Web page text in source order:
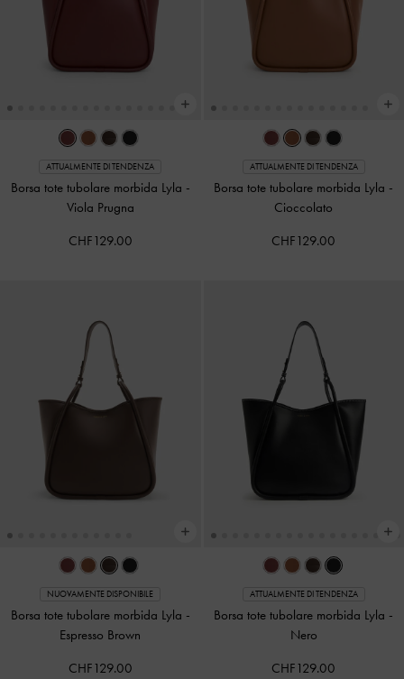
ATTUALMENTE DI TENDENZA
Borsa tote tubolare morbida Lyla -
Viola Prugna
CHF129.00
ATTUALMENTE DI TENDENZA
Borsa tote tubolare morbida Lyla -
Cioccolato
CHF129.00
NUOVAMENTE DISPONIBILE
Borsa tote tubolare morbida Lyla -
Espresso Brown
CHF129.00
ATTUALMENTE DI TENDENZA
Borsa tote tubolare morbida Lyla -
Nero
CHF129.00